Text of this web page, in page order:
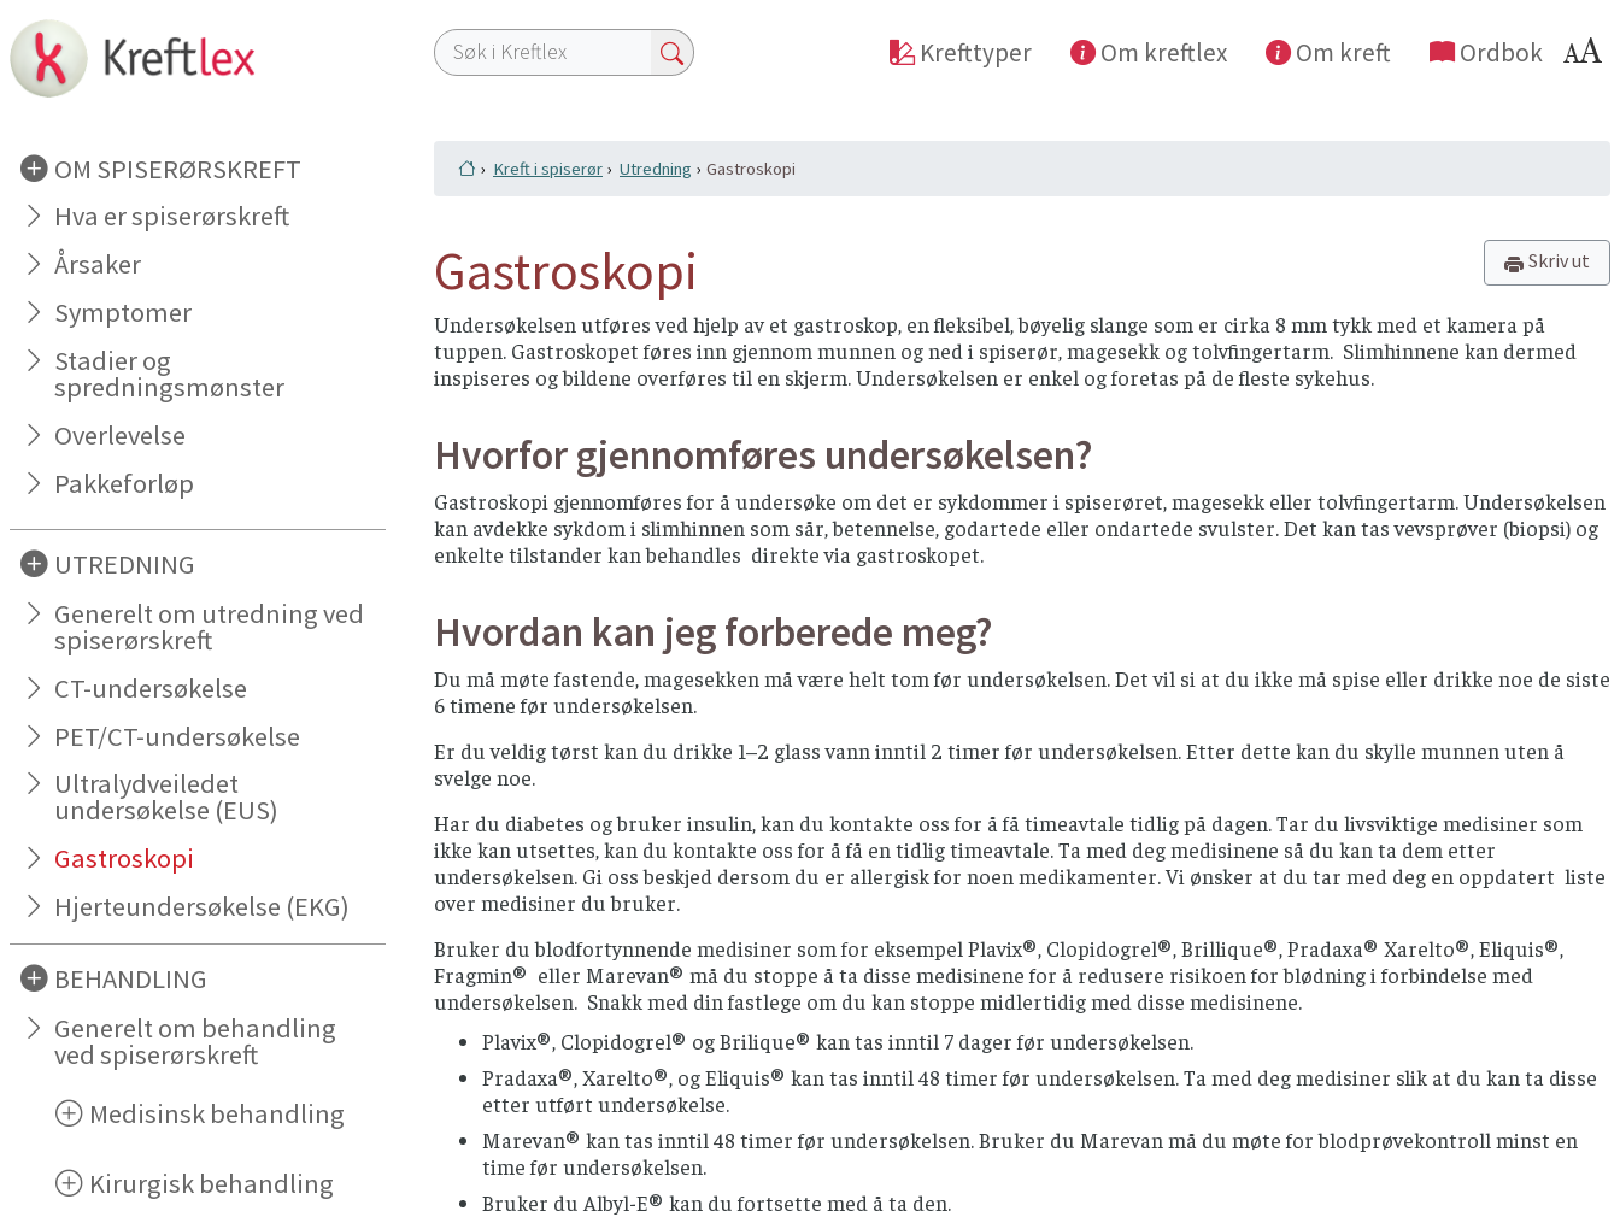
OM SPISERØRSKREFT
Hva er spiserørskreft
Årsaker
Symptomer
Stadier og
spredningsmønster
Overlevelse
Pakkeforløp
UTREDNING
Generelt om utredning ved
spiserørskreft
CT-undersøkelse
PET/CT-undersøkelse
Ultralydveiledet
undersøkelse (EUS)
Gastroskopi
Hjerteundersøkelse (EKG)
BEHANDLING
Generelt om behandling
ved spiserørskreft
Medisinsk behandling
Kirurgisk behandling
Krefttyper Om kreftlex Om kreft Ordbok
Kreft i spiserør Utredning Gastroskopi
Skriv ut
Gastroskopi
Undersøkelsen utføres ved hjelp av et gastroskop, en fleksibel, bøyelig slange som er cirka 8 mm tykk med et kamera på
tuppen. Gastroskopet føres inn gjennom munnen og ned i spiserør, magesekk og tolvfingertarm. Slimhinnene kan dermed
inspiseres og bildene overføres til en skjerm. Undersøkelsen er enkel og foretas på de fleste sykehus.
Hvorfor gjennomføres undersøkelsen?
Gastroskopi gjennomføres for å undersøke om det er sykdommer i spiserøret, magesekk eller tolvfingertarm. Undersøkelsen
kan avdekke sykdom i slimhinnen som sår, betennelse, godartede eller ondartede svulster. Det kan tas vevsprøver (biopsi) og
enkelte tilstander kan behandles direkte via gastroskopet.
Hvordan kan jeg forberede meg?
Du må møte fastende, magesekken må være helt tom før undersøkelsen. Det vil si at du ikke må spise eller drikke noe de siste
6 timene før undersøkelsen.
Er du veldig tørst kan du drikke 1–2 glass vann inntil 2 timer før undersøkelsen. Etter dette kan du skylle munnen uten å
svelge noe.
Har du diabetes og bruker insulin, kan du kontakte oss for å få timeavtale tidlig på dagen. Tar du livsviktige medisiner som
ikke kan utsettes, kan du kontakte oss for å få en tidlig timeavtale. Ta med deg medisinene så du kan ta dem etter
undersøkelsen. Gi oss beskjed dersom du er allergisk for noen medikamenter. Vi ønsker at du tar med deg en oppdatert liste
over medisiner du bruker.
Bruker du blodfortynnende medisiner som for eksempel Plavix®, Clopidogrel®, Brillique®, Pradaxa® Xarelto®, Eliquis®,
Fragmin® eller Marevan® må du stoppe å ta disse medisinene for å redusere risikoen for blødning i forbindelse med
undersøkelsen. Snakk med din fastlege om du kan stoppe midlertidig med disse medisinene.
Plavix®, Clopidogrel® og Brilique® kan tas inntil 7 dager før undersøkelsen.
Pradaxa®, Xarelto®, og Eliquis® kan tas inntil 48 timer før undersøkelsen. Ta med deg medisiner slik at du kan ta disse
etter utført undersøkelse.
Marevan® kan tas inntil 48 timer før undersøkelsen. Bruker du Marevan må du møte for blodprøvekontroll minst en
time før undersøkelsen.
Bruker du Albyl-E® kan du fortsette med å ta den.